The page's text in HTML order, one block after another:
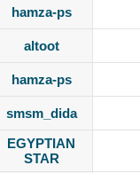
hamza-ps
altoot
hamza-ps
smsm_dida
EGYPTIAN
STAR